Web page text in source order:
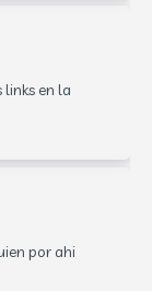
en la
por ahi